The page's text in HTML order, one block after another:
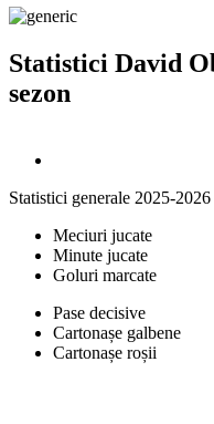
Statistici David
sezon
Statistici generale 2025-2026
Meciuri jucate
Minute jucate
Goluri marcate
Pase decisive
Cartonașe galbene
Cartonașe roșii